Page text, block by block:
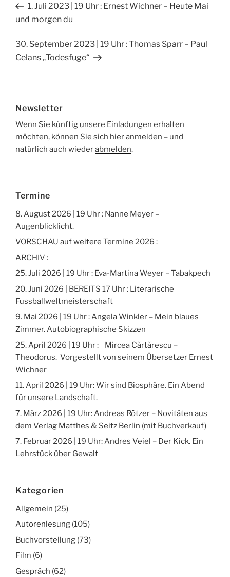
b
o
k
Vorheriger
Beitrag
1. Juli 2023 | 19 Uhr : Ernest Wichner – Heute Mai
und morgen du
Nächster
Beitrag
30. September 2023 | 19 Uhr : Thomas Sparr – Paul
Celans „Todesfuge“
Newsletter
Wenn Sie künftig unsere Einladungen erhalten
möchten, können Sie sich hieranmelden – und
natürlich auch wiederabmelden.
Termine
8. August 2026 | 19 Uhr : Nanne Meyer –
Augenblicklicht.
VORSCHAU auf weitere Termine 2026 :
ARCHIV :
25. Juli 2026 | 19 Uhr : Eva-Martina Weyer – Tabakpech
20. Juni 2026 | BEREITS 17 Uhr : Literarische
Fussballweltmeisterschaft
9. Mai 2026 | 19 Uhr : Angela Winkler – Mein blaues
Zimmer. Autobiographische Skizzen
25. April 2026 | 19 Uhr : Mircea Cărtărescu –
Theodorus. Vorgestellt von seinem Übersetzer Ernest
Wichner
11. April 2026 | 19 Uhr: Wir sind Biosphäre. Ein Abend
für unsere Landschaft.
7. März 2026 | 19 Uhr: Andreas Rötzer – Novitäten aus
dem Verlag Matthes & Seitz Berlin (mit Buchverkauf)
7. Februar 2026 | 19 Uhr: Andres Veiel – Der Kick. Ein
Lehrstück über Gewalt
Kategorien
Allgemein (25)
Autorenlesung (105)
Buchvorstellung (73)
Film (6)
Gespräch (62)